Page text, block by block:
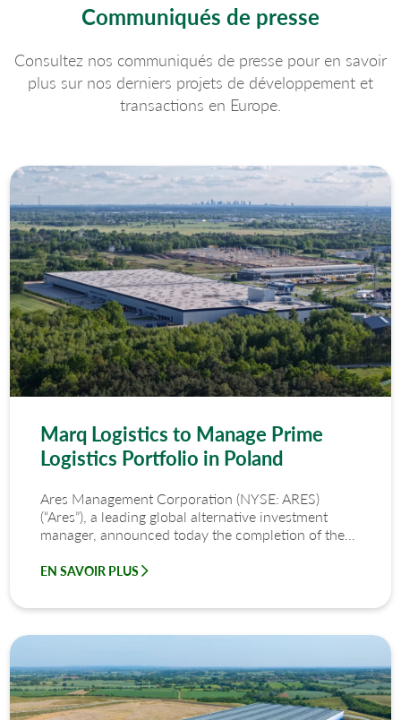
Communiqués de presse
Consultez nos communiqués de presse pour en savoir
plus sur nos derniers projets de développement et
transactions en Europe.
Marq Logistics to Manage Prime
Logistics Portfolio in Poland
Ares Management Corporation (NYSE: ARES)
(“Ares”), a leading global alternative investment
manager, announced today the completion of the...
EN SAVOIR PLUS